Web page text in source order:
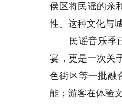
侯区将民谣的亲
性。这种文化与
民谣音乐季已
宴，更是一次关
色街区等一批融
能；游客在体验